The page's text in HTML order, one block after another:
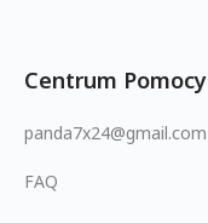
Centrum Pomocy
panda7x24@gmail.com
FAQ